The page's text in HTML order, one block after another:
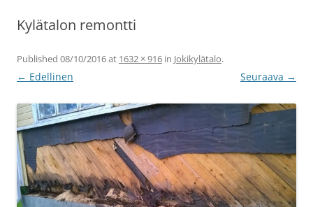
Kylätalon remontti
Published 08/10/2016at 1632 × 916 in Jokikylätalo.
← Edellinen Seuraava →